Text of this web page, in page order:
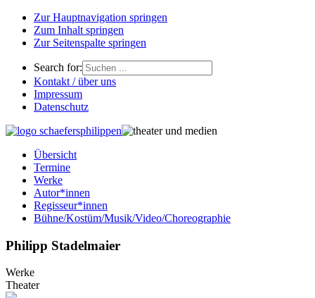
Zur Hauptnavigation springen
Zum Inhalt springen
Zur Seitenspalte springen
Search for:
Kontakt / über uns
Impressum
Datenschutz
Übersicht
Termine
Werke
Autor*innen
Regisseur*innen
Bühne/Kostüm/Musik/Video/Choreographie
Philipp Stadelmaier
Werke
Theater